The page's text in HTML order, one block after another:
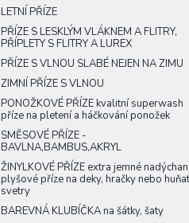
LETNÍ PŘÍZE
PŘÍZE S LESKLÝM VLÁKNEM A FLITRY,
PŘÍPLETY S FLITRY A LUREX
PŘÍZE S VLNOU SLABÉ NEJEN NA ZIMU
ZIMNÍ PŘÍZE S VLNOU
PONOŽKOVÉ PŘÍZE kvalitní superwash
příze na pletení a háčkování ponožek
SMĚSOVÉ PŘÍZE -
BAVLNA,BAMBUS,AKRYL
ŽINYLKOVÉ PŘÍZE extra jemné
plyšové příze na deky, hračky nebo
svetry
BAREVNÁ KLUBÍČKA na šátky, šaty